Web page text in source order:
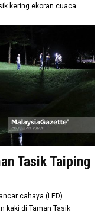
kering ekoran cuaca
Tasik Taiping
cahaya (LED)
kaki di Taman Tasik